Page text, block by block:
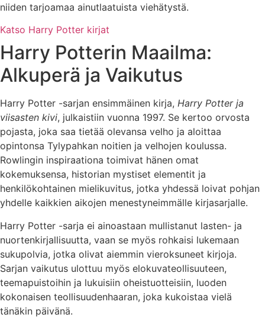
niiden tarjoamaa ainutlaatuista viehätystä.
Katso Harry Potter kirjat
Harry Potterin Maailma:
Alkuperä ja Vaikutus
Harry Potter -sarjan ensimmäinen kirja, Harry Potter ja
viisasten kivi, julkaistiin vuonna 1997. Se kertoo orvosta
pojasta, joka saa tietää olevansa velho ja aloittaa
opintonsa Tylypahkan noitien ja velhojen koulussa.
Rowlingin inspiraationa toimivat hänen omat
kokemuksensa, historian mystiset elementit ja
henkilökohtainen mielikuvitus, jotka yhdessä loivat pohjan
yhdelle kaikkien aikojen menestyneimmälle kirjasarjalle.
Harry Potter -sarja ei ainoastaan mullistanut lasten- ja
nuortenkirjallisuutta, vaan se myös rohkaisi lukemaan
sukupolvia, jotka olivat aiemmin vieroksuneet kirjoja.
Sarjan vaikutus ulottuu myös elokuvateollisuuteen,
teemapuistoihin ja lukuisiin oheistuotteisiin, luoden
kokonaisen teollisuudenhaaran, joka kukoistaa vielä
tänäkin päivänä.